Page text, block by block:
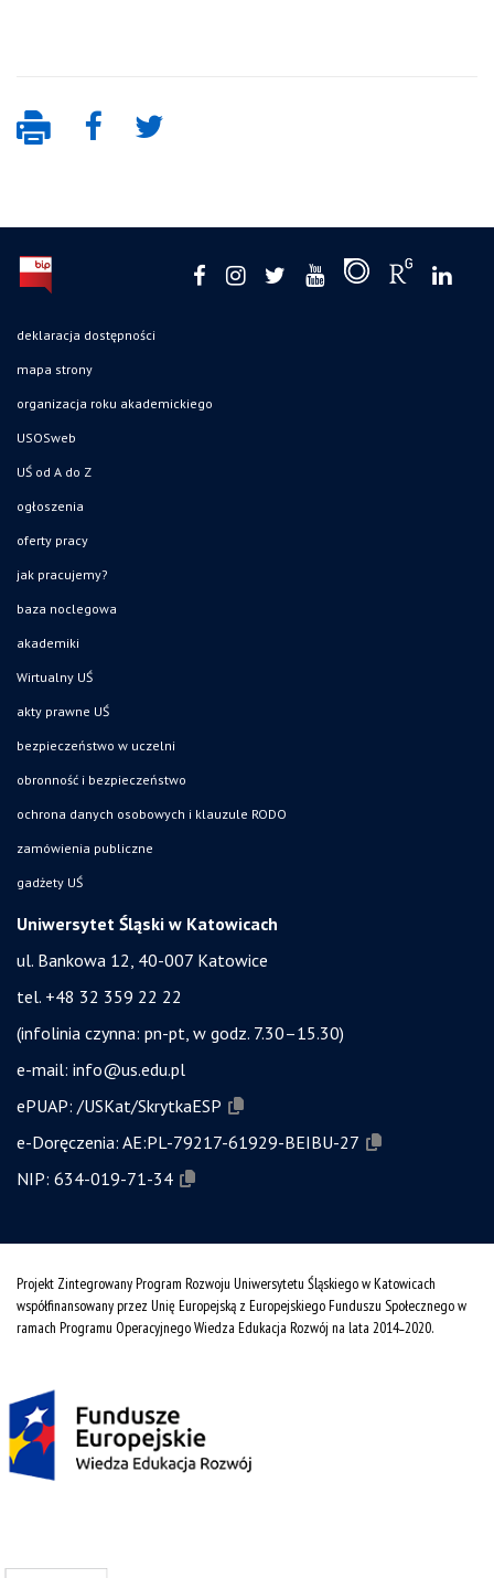
deklaracja dostępności
mapa strony
organizacja roku akademickiego
USOSweb
UŚ od A do Z
ogłoszenia
oferty pracy
jak pracujemy?
baza noclegowa
akademiki
Wirtualny UŚ
akty prawne UŚ
bezpieczeństwo w uczelni
obronność i bezpieczeństwo
ochrona danych osobowych i klauzule RODO
zamówienia publiczne
gadżety UŚ
Uniwersytet Śląski w Katowicach
ul. Bankowa 12, 40-007 Katowice
tel. +48 32 359 22 22
(infolinia czynna: pn-pt, w godz. 7.30–15.30)
e-mail: info@us.edu.pl
ePUAP: /USKat/SkrytkaESP
e-Doręczenia: AE:PL-79217-61929-BEIBU-27
NIP: 634-019-71-34
Projekt Zintegrowany Program Rozwoju Uniwersytetu Śląskiego w Katowicach
współfinansowany przez Unię Europejską z Europejskiego Funduszu Społecznego w
ramach Programu Operacyjnego Wiedza Edukacja Rozwój na lata 2014˗2020.